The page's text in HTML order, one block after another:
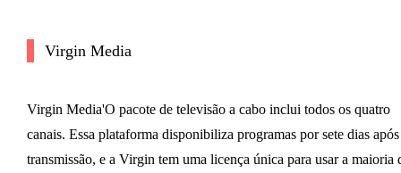
Virgin Media
Virgin Media'O pacote de televisão a cabo inclui todos os quatro
canais. Essa plataforma disponibiliza programas por sete dias após
transmissão, e a Virgin tem uma licença única para usar a maioria